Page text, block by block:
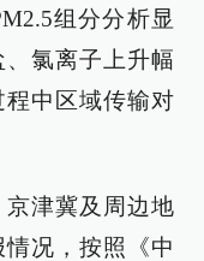
组分分析显
氯离子上升幅
中区域传输对
津冀及周边地
况，按照《中